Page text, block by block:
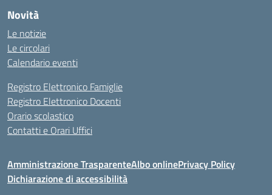
Novità
Le notizie
Le circolari
Calendario eventi
Registro Elettronico Famiglie
Registro Elettronico Docenti
Orario scolastico
Contatti e Orari Uffici
Amministrazione TrasparenteAlbo onlinePrivacy Policy
Dichiarazione di accessibilità